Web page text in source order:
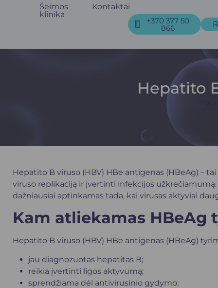
Šeimos
klinika
Kontaktai
+370 377 50
866
Hepatito
Hepatito B viruso (HBV) HBe antigenas (HBeAg) –
viruso replikaciją ir įvertinti infekcijos
dažniausiai aptinkamas tada, kai virusas aktyviai
Kam atliekamas HBeAg
Hepatito B viruso (HBV) HBe antigenas (HBeAg)
jau diagnozuotas hepatitas B;
reikia įvertinti ligos aktyvumą;
sprendžiama dėl antivirusinio gydymo;